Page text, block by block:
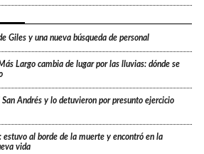
Giles y una nueva búsqueda de personal
Largo cambia de lugar por las lluvias: dónde se
Andrés y lo detuvieron por presunto ejercicio
al borde de la muerte y encontró en la
vida